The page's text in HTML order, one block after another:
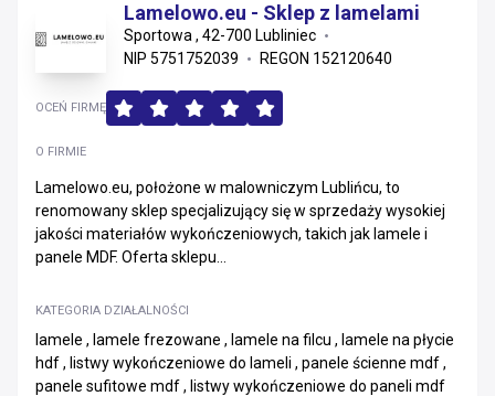
Lamelowo.eu - Sklep z lamelami
Sportowa , 42-700 Lubliniec
NIP 5751752039
REGON 152120640
O FIRMIE
Lamelowo.eu, położone w malowniczym Lublińcu, to
renomowany sklep specjalizujący się w sprzedaży wysokiej
jakości materiałów wykończeniowych, takich jak lamele i
panele MDF. Oferta sklepu...
KATEGORIA DZIAŁALNOŚCI
lamele , lamele frezowane , lamele na filcu , lamele na płycie
hdf , listwy wykończeniowe do lameli , panele ścienne mdf ,
panele sufitowe mdf , listwy wykończeniowe do paneli mdf
OCEŃ FIRMĘ